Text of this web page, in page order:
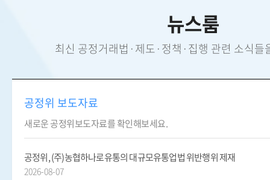
뉴스룸
최신 공정거래법·제도·정책·집행 관련 소식들
공정위 보도자료
새로운 공정위보도자료를 확인해보세요.
공정위, (주)농협하나로유통의 대규모유통업법 위반행위 제재
2026-08-07